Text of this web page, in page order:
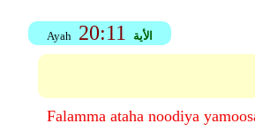
Ayah 20:11 الأية
Falamma ataha noodiya